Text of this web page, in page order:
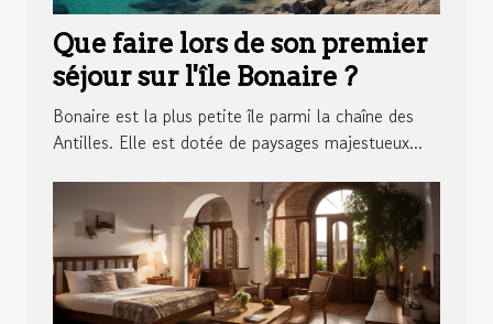
Que faire lors de son premier
séjour sur l'île Bonaire ?
Bonaire est la plus petite île parmi la chaîne des
Antilles. Elle est dotée de paysages majestueux...